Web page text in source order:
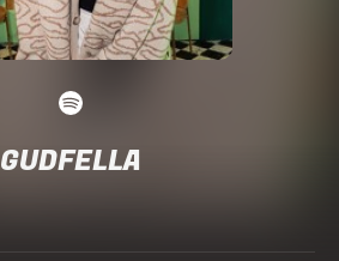
GUDFELLA